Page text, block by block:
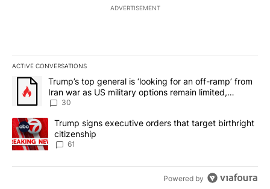
ADVERTISEMENT
ACTIVE CONVERSATIONS
The following is a list of the most commented articles in the last
A trending article titled "Trump’s top general is ‘looking for an
Trump’s top general is ‘looking for an off-ramp’ from
Iran war as US military options remain limited,
sources say
30
A trending article titled "Trump signs executive orders that
Trump signs executive orders that target birthright
citizenship
61
Powered by